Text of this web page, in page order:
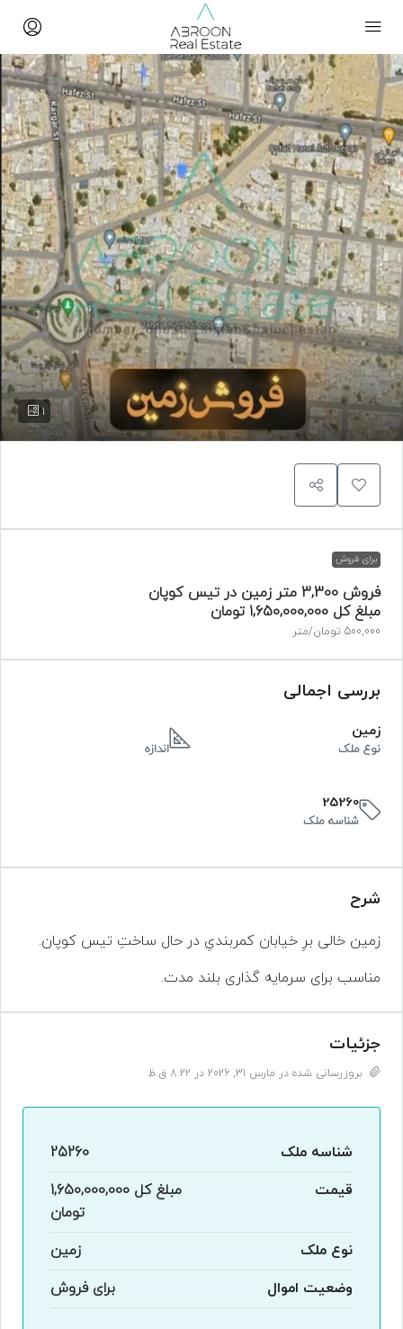
1
برای فروش
فروش 3,300 متر زمین در تیس کوپان
مبلغ کل 1,650,000,000 تومان
500,000 تومان /متر
بررسی اجمالی
زمین
نوع ملک اندازه
25260
شناسه ملک
شرح
زمین خالی برِ خیابان کمربندیِ در حال ساختِ تیس کوپان.
مناسب برای سرمایه گذاری بلند مدت.
جزئیات
بروزرسانی شده در مارس 31, 2026 در 8:22 ق.ظ
شناسه ملک
25260
قیمت
مبلغ کل 1,650,000,000
تومان
نوع ملک
زمین
وضعیت اموال
برای فروش